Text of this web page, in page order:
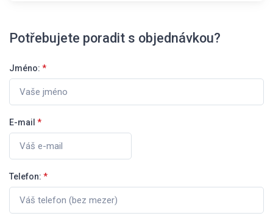
Potřebujete poradit s objednávkou?
Jméno: *
E-mail *
Telefon: *